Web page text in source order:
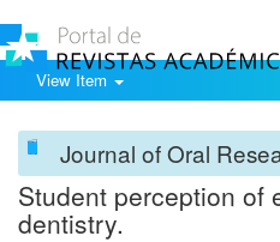
View Item
Journal of Oral
Student perception of
dentistry.